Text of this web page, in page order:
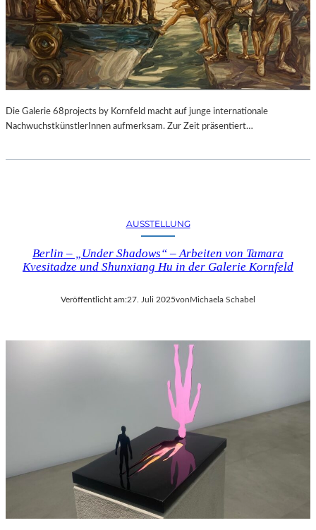
Die Galerie 68projects by Kornfeld macht auf junge internationale
NachwuchstkünstlerInnen aufmerksam. Zur Zeit präsentiert…
AUSSTELLUNG
Berlin – „Under Shadows“ – Arbeiten von Tamara
Kvesitadze und Shunxiang Hu in der Galerie Kornfeld
Veröffentlicht am:27. Juli 2025vonMichaela Schabel